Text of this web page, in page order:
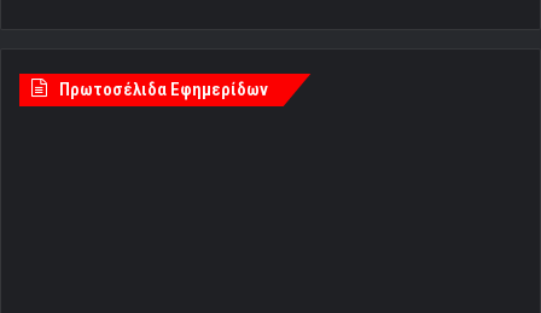
Πρωτοσέλιδα Εφημερίδων